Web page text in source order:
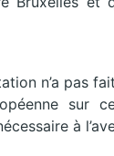
n’a pas
à